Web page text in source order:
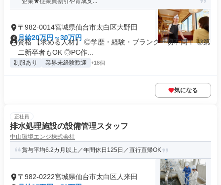
〒982-0014宮城県仙台市太白区大野田
月給20万円～30万円
資格 【求める人材】 ◎学歴・経験・ブランク一切不問！ ◎第
二新卒者もOK ◎PC作...
制服あり 業界未経験歓迎 +18個
気になる
正社員
排水処理施設の設備管理スタッフ
中山環境エンジ株式会社
賞与平均6.2カ月以上／年間休日125日／直行直帰OK
〒982-0222宮城県仙台市太白区人来田